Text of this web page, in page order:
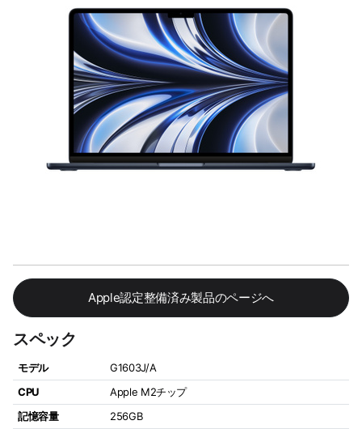
Apple認定整備済み製品のページへ
スペック
モデル
G1603J/A
CPU
Apple M2チップ
記憶容量
256GB